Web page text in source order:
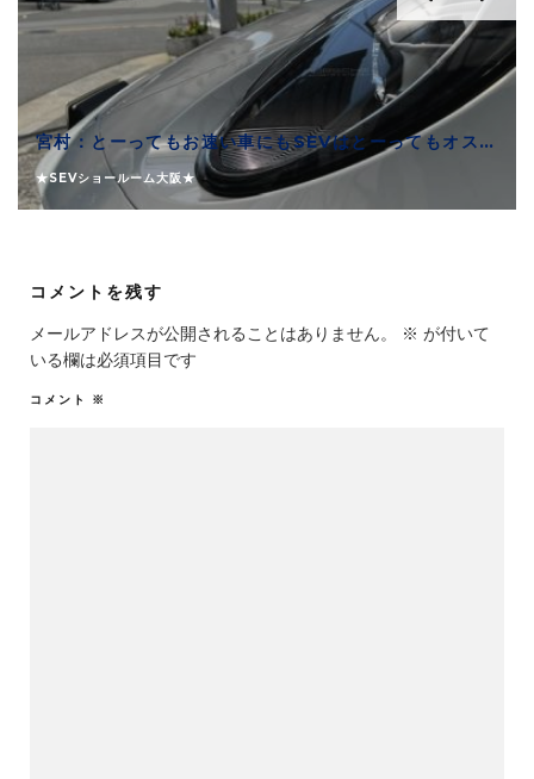
宮村：とーってもお速い車にもSEVはとーってもオススメできます
★SEVショールーム大阪★
コメントを残す
メールアドレスが公開されることはありません。 ※ が付いて
いる欄は必須項目です
コメント ※